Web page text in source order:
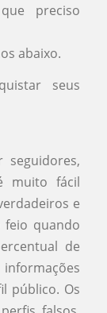
preciso
abaixo.
seguidores,
muito fácil
e
quando
de
público. Os